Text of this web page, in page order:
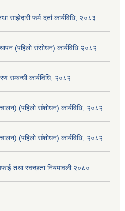
साझेदारी फर्म दर्ता कार्यविधि, २०८३
(पहिलो संसोधन) कार्यविधि २०८२
सम्बन्धी कार्यविधि, २०८२
(पहिलो संशोधन) कार्यविधि, २०८२
(पहिलो संशोधन) कार्यविधि, २०८२
तथा स्वच्छता नियमावली २०८०